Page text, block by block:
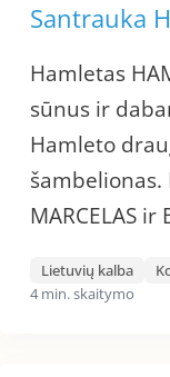
Santrauka
Hamletas
sūnus ir
Hamleto
šambelionas.
MARCELAS ir
Lietuvių kalba
4 min. skaitymo